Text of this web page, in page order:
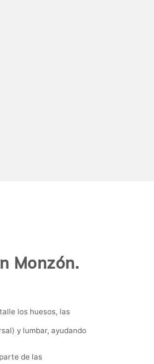
Monzón.
los huesos, las
y lumbar, ayudando
de las